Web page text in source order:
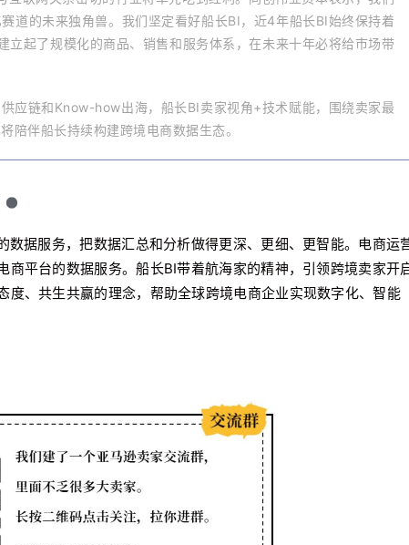
道的未来独角兽。我们坚定看好船长BI，近4年船长BI始终保持着
立起了规模化的商品、销售和服务体系，在未来十年必将给市场带
应链和Know-how出海，船长BI卖家视角+技术赋能，围绕卖家最
陪伴船长持续构建跨境电商数据生态。
据服务，把数据汇总和分析做得更深、更细、更智能。电商运
商平台的数据服务。船长BI带着航海家的精神，引领跨境卖家开
度、共生共赢的理念，帮助全球跨境电商企业实现数字化、智能